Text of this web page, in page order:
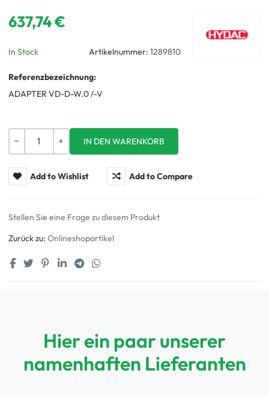
637,74 €
In Stock Artikelnummer: 1289810
Referenzbezeichnung:
ADAPTER VD-D-W.0 /-V
Add to Wishlist Add to Compare
Stellen Sie eine Frage zu diesem Produkt
Zurück zu: Onlineshopartikel
Hier ein paar unserer
namenhaften Lieferanten